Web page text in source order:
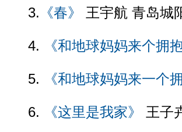
3. 《春》 王宇航 青岛城
4. 《和地球妈妈来个拥抱
5. 《和地球妈妈来一个拥
6. 《这里是我家》 王子